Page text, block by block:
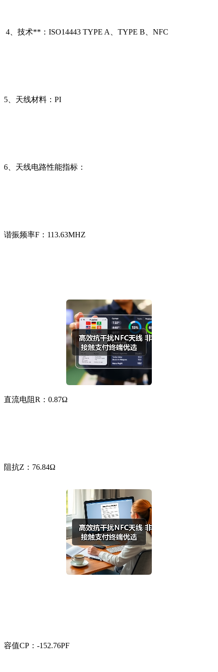
4、技术**： ISO14443 TYPE A、TYPE B NFC
5、 天线材料： PI
6、 天线电路性能指标：
谐振频率F：113.63MHZ
直流电阻R：0.87Ω
阻抗Z：76.84Ω
容值CP：-152.76PF